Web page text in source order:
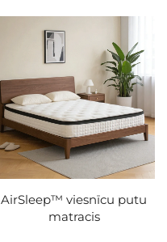
AirSleep™ viesnīcu putu
matracis